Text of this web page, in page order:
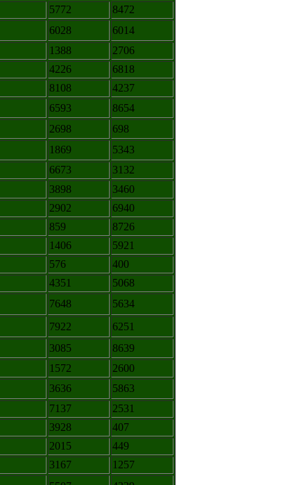
5772
8472
6028
6014
1388
2706
4226
6818
8108
4237
6593
8654
2698
698
1869
5343
6673
3132
3898
3460
2902
6940
859
8726
1406
5921
576
400
4351
5068
7648
5634
7922
6251
3085
8639
1572
2600
3636
5863
7137
2531
3928
407
2015
449
3167
1257